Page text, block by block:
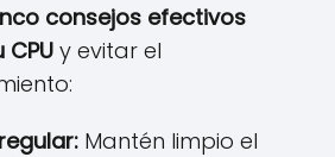
consejos efectivos
y evitar el
Mantén limpio el